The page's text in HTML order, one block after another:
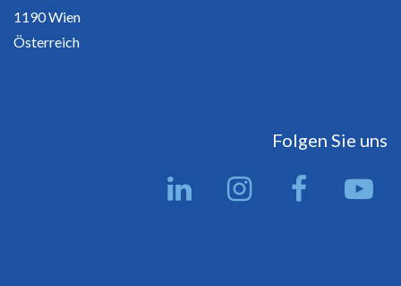
1190 Wien
Österreich
Folgen Sie uns